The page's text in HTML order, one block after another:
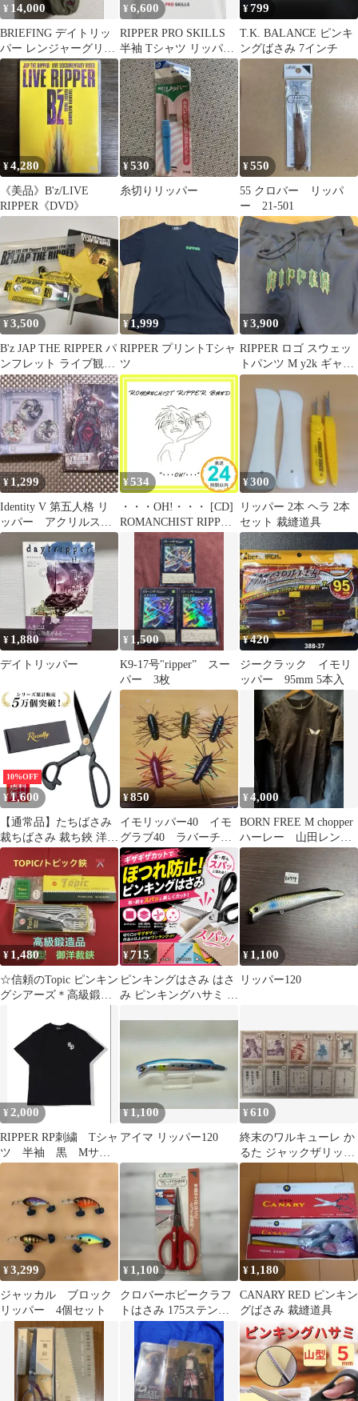
¥ 14,000
BRIEFING デイトリッ
パー レンジャーグリー
ン
¥6,600
RIPPER PRO SKILLS
半袖 Tシャツ リッパー
マガジン
¥799
T.K. BALANCE ピンキ
ングばさみ 7インチ
¥4,280
《美品》B'z/LIVE
RIPPER《DVD》
¥530
糸切りリッパー
¥550
55 クロバー リッパ
ー 21-501
¥3,500
B'z JAP THE RIPPER パ
ンフレット ライブ観戦
キット
¥1,999
RIPPER プリントTシャ
ツ
¥3,900
RIPPER ロゴ スウェッ
トパンツ М y2k ギャル
男 平成
¥1,299
Identity V 第五人格 リ
ッパー アクリルスタ
ンド ピンバッジ
¥534
・・・OH!・・・ [CD]
ROMANCHIST RIPPER
BAND_02
¥300
リッパー 2本 ヘラ 2本
セット 裁縫道具
¥ 1,880
デイトリッパー
¥ 1,500
K9-17号"ripper” スー
パー 3枚
¥420
ジークラック イモリ
ッパー 95mm 5本入
10%OFF
¥1,600
【通常品】たちばさみ
裁ちばさみ 裁ち鋏 洋裁
たちばさみ 手芸 はさみ
裁縫 裁ちばさみ 布切り
はさみ 裁ちはさみ 裁縫
ハサミ 布 ハサミ
23.5cm
¥850
イモリッパー40 イモ
グラブ40 ラバーチュ
ーン 5個
¥4,000
BORN FREE M chopper
ハーレー 山田レン
ripper
¥ 1,480
☆信頼のTopic ピンキン
グシアーズ＊高級鍛造
鋏・未使用
¥715
ピンキングはさみ はさ
み ピンキングハサミ ク
布 紙
¥ 1,100
リッパー120
¥ 2,000
RIPPER RP刺繍 Tシャ
ツ 半袖 黒 Mサイ
ズ
¥1,100
アイマ リッパー120
¥610
終末のワルキューレ か
るた ジャックザリッパ
ー
¥3,299
ジャッカル ブロック
リッパー 4個セット
¥ 1,100
クロバーホビークラフ
トはさみ 175ステンレ
ス製
¥ 1,180
CANARY RED ピンキン
グばさみ 裁縫道具